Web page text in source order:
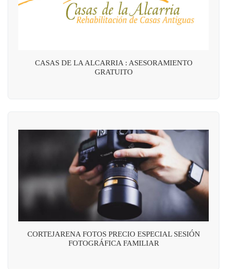
CASAS DE LA ALCARRIA : ASESORAMIENTO
GRATUITO
CORTEJARENA FOTOS PRECIO ESPECIAL SESIÓN
FOTOGRÁFICA FAMILIAR